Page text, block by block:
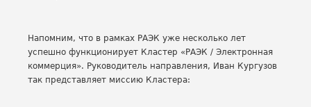
Напомним, что в рамках РАЭК уже несколько лет
успешно функционирует Кластер «РАЭК / Электронная
коммерция». Руководитель направления, Иван Кургузов
так представляет миссию Кластера: